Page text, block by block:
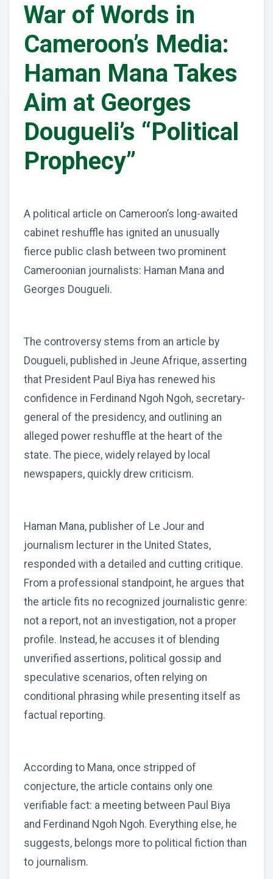
War of Words in
Cameroon’s Media:
Haman Mana Takes
Aim at Georges
Dougueli’s “Political
Prophecy”
A political article on Cameroon’s long-awaited
cabinet reshuffle has ignited an unusually
fierce public clash between two prominent
Cameroonian journalists: Haman Mana and
Georges Dougueli.
The controversy stems from an article by
Dougueli, published in Jeune Afrique, asserting
that President Paul Biya has renewed his
confidence in Ferdinand Ngoh Ngoh, secretary-
general of the presidency, and outlining an
alleged power reshuffle at the heart of the
state. The piece, widely relayed by local
newspapers, quickly drew criticism.
Haman Mana, publisher of Le Jour and
journalism lecturer in the United States,
responded with a detailed and cutting critique.
From a professional standpoint, he argues that
the article fits no recognized journalistic genre:
not a report, not an investigation, not a proper
profile. Instead, he accuses it of blending
unverified assertions, political gossip and
speculative scenarios, often relying on
conditional phrasing while presenting itself as
factual reporting.
According to Mana, once stripped of
conjecture, the article contains only one
verifiable fact: a meeting between Paul Biya
and Ferdinand Ngoh Ngoh. Everything else, he
suggests, belongs more to political fiction than
to journalism.